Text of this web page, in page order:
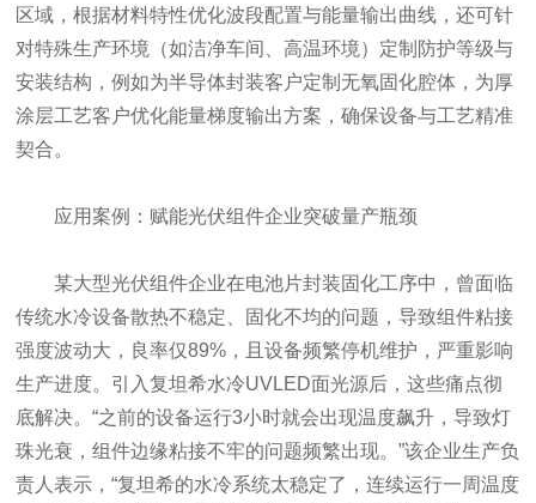
区域，根据材料特性优化波段配置与能量输出曲线，还可针
对特殊生产环境（如洁净车间、高温环境）定制防护等级与
安装结构，例如为半导体封装客户定制无氧固化腔体，为厚
涂层工艺客户优化能量梯度输出方案，确保设备与工艺精准
契合。
应用案例：赋能光伏组件企业突破量产瓶颈
某大型光伏组件企业在电池片封装固化工序中，曾面临
传统水冷设备散热不稳定、固化不均的问题，导致组件粘接
强度波动大，良率仅89%，且设备频繁停机维护，严重影响
生产进度。引入复坦希水冷UVLED面光源后，这些痛点彻
底解决。“之前的设备运行3小时就会出现温度飙升，导致灯
珠光衰，组件边缘粘接不牢的问题频繁出现。”该企业生产负
责人表示，“复坦希的水冷系统太稳定了，连续运行一周温度